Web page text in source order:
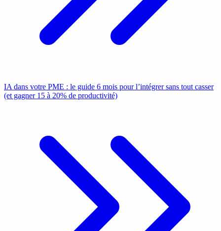
IA dans votre PME : le guide 6 mois pour l’intégrer sans tout casser
(et gagner 15 à 20% de productivité)